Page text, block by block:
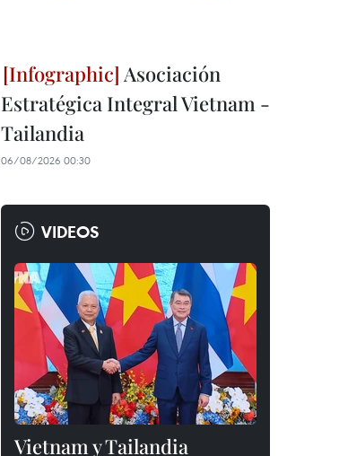
Asociación
Estratégica Integral Vietnam -
Tailandia
06/08/2026 00:30
VIDEOS
Vietnam y Tailandia